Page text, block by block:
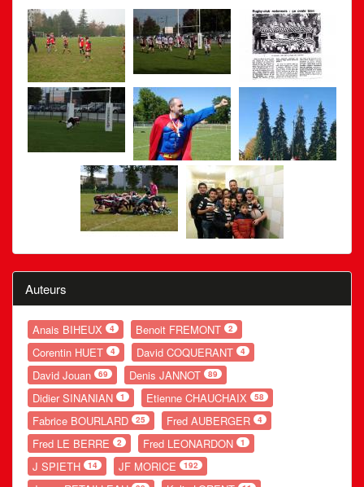
Auteurs
Anais BIHEUX 4 Benoit FREMONT 2
Corentin HUET 4 David COQUERANT 4
David Jouan 69 Denis JANNOT 89
Didier SINANIAN 1 Etienne CHAUCHAIX 58
Fabrice BOURLARD 25 Fred AUBERGER 4
Fred LE BERRE 2 Fred LEONARDON 1
J SPIETH 14 JF MORICE 192